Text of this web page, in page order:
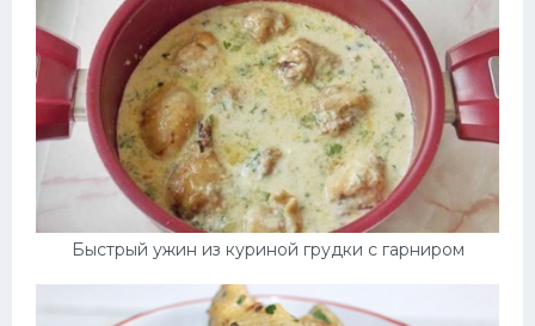
Быстрый ужин из куриной грудки с гарниром